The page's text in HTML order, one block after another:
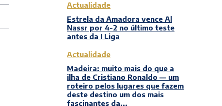
Actualidade
Estrela da Amadora vence Al
Nassr por 4-2 no último teste
antes da I Liga
Actualidade
Madeira: muito mais do que a
ilha de Cristiano Ronaldo — um
roteiro pelos lugares que fazem
deste destino um dos mais
fascinantes da...